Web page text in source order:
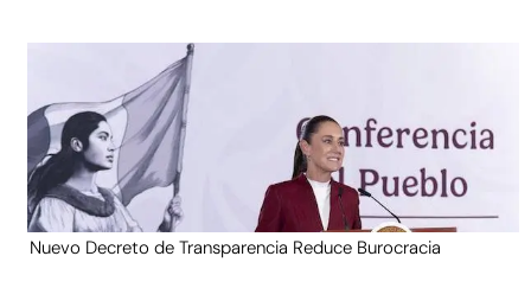
Nuevo Decreto de Transparencia Reduce Burocracia